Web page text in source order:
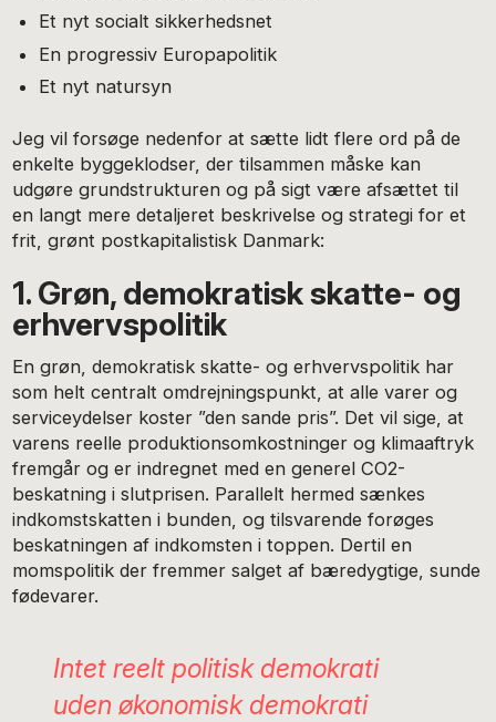
Et nyt socialt sikkerhedsnet
En progressiv Europapolitik
Et nyt natursyn
Jeg vil forsøge nedenfor at sætte lidt flere ord på de
enkelte byggeklodser, der tilsammen måske kan
udgøre grundstrukturen og på sigt være afsættet til
en langt mere detaljeret beskrivelse og strategi for et
frit, grønt postkapitalistisk Danmark:
1. Grøn, demokratisk skatte- og
erhvervspolitik
En grøn, demokratisk skatte- og erhvervspolitik har
som helt centralt omdrejningspunkt, at alle varer og
serviceydelser koster ”den sande pris”. Det vil sige, at
varens reelle produktionsomkostninger og klimaaftryk
fremgår og er indregnet med en generel CO2-
beskatning i slutprisen. Parallelt hermed sænkes
indkomstskatten i bunden, og tilsvarende forøges
beskatningen af indkomsten i toppen. Dertil en
momspolitik der fremmer salget af bæredygtige, sunde
fødevarer.
Intet reelt politisk demokrati
uden økonomisk demokrati